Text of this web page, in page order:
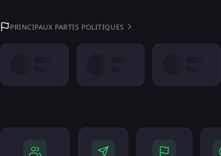
PRINCIPAUX PARTIS POLITIQUES